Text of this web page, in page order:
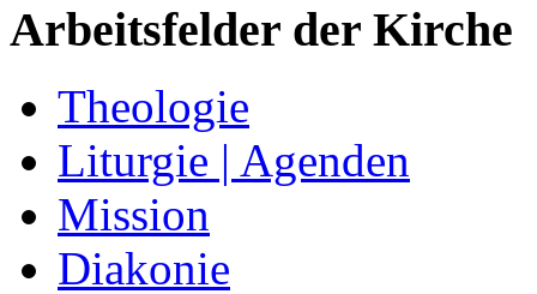
Arbeitsfelder der Kirche
Theologie
Liturgie | Agenden
Mission
Diakonie